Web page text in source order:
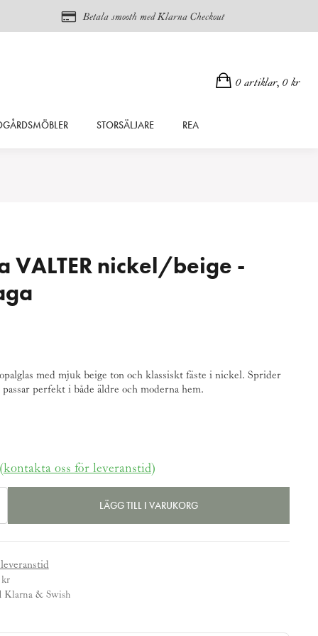
Betala smooth med Klarna Checkout
0 artiklar, 0kr
STORSÄLJARE REA
VALTER nickel/beige -
med mjuk beige ton och klassiskt fäste i nickel. Sprider
perfekt i både äldre och moderna hem.
kontakta oss för leveranstid)
LÄGG TILL I VARUKORG
Klarna & Swish